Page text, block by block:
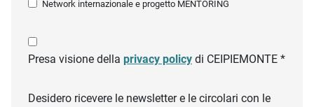
Network internazionale e progetto MENTORING
Presa visione della privacy policy di CEIPIEMONTE *
Desidero ricevere le newsletter e le circolari con le